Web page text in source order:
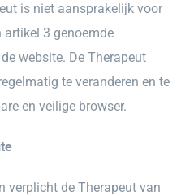
is niet aansprakelijk voor
3 genoemde
website. De Therapeut
te veranderen en te
en veilige browser.
verplicht de Therapeut van